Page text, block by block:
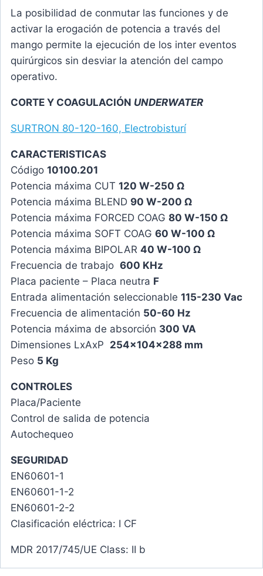
La posibilidad de conmutar las funciones y de
activar la erogación de potencia a través del
mango permite la ejecución de los inter eventos
quirúrgicos sin desviar la atención del campo
operativo.
CORTE Y COAGULACIÓN UNDERWATER
SURTRON 80-120-160, Electrobisturí
CARACTERISTICAS
Código 10100.201
Potencia máxima CUT 120 W-250 Ω
Potencia máxima BLEND 90 W-200 Ω
Potencia máxima FORCED COAG 80 W-150 Ω
Potencia máxima SOFT COAG 60 W-100 Ω
Potencia máxima BIPOLAR 40 W-100 Ω
Frecuencia de trabajo 600 KHz
Placa paciente – Placa neutra F
Entrada alimentación seleccionable 115-230 Vac
Frecuencia de alimentación 50-60 Hz
Potencia máxima de absorción 300 VA
Dimensiones LxAxP 254x104x288 mm
Peso 5 Kg
CONTROLES
Placa/Paciente
Control de salida de potencia
Autochequeo
SEGURIDAD
EN60601-1
EN60601-1-2
EN60601-2-2
Clasificación eléctrica: I CF
MDR 2017/745/UE Class: II b